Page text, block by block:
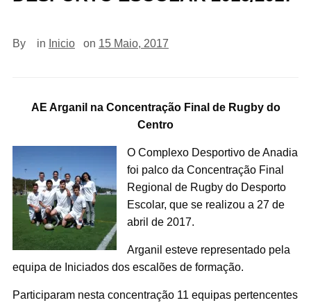
By in Inicio on 15 Maio, 2017
AE Arganil na Concentração Final de Rugby do
Centro
O Complexo Desportivo de Anadia
foi palco da Concentração Final
Regional de Rugby do Desporto
Escolar, que se realizou a 27 de
abril de 2017.
Arganil esteve representado pela
equipa de Iniciados dos escalões de formação.
Participaram nesta concentração 11 equipas pertencentes